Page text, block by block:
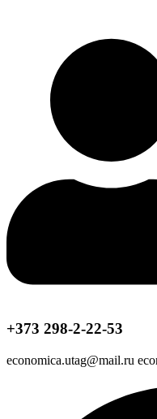
+373 298-2-22-53
economica.utag@mail.ru